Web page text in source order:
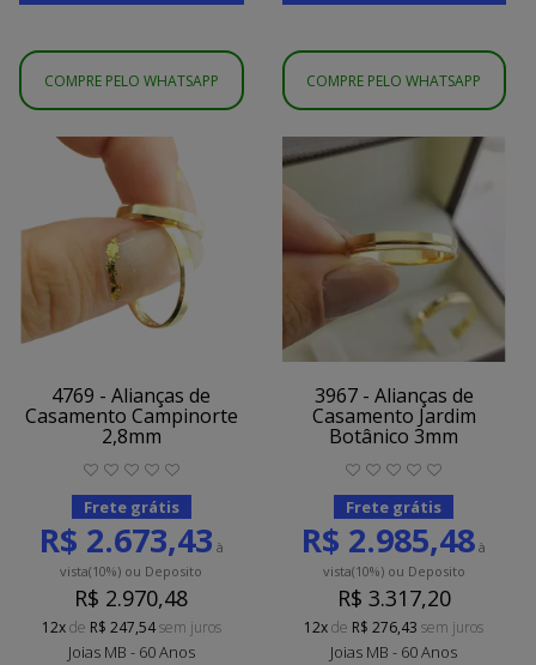
COMPRE PELO WHATSAPP COMPRE PELO WHATSAPP
4769 - Alianças de
Casamento Campinorte
2,8mm
Frete grátis
R$ 2.673,43 à
vista(10%) ou Deposito
R$ 2.970,48
12xde R$ 247,54sem juros
Joias MB - 60 Anos
3967 - Alianças de
Casamento Jardim
Botânico 3mm
Frete grátis
R$ 2.985,48 à
vista(10%)ou Deposito
R$ 3.317,20
12xde R$ 276,43 sem juros
Joias MB - 60 Anos